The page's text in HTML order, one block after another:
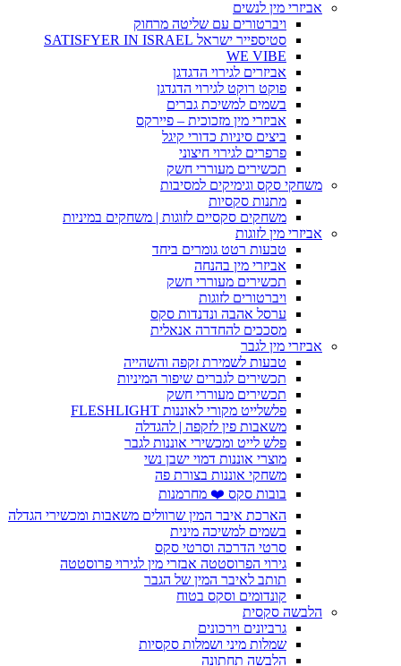
אביזרי מין לנשים
ויברטורים עם שליטה מרחוק
סטיספייר ישראל SATISFYER IN ISRAEL
WE VIBE
אביזרים לגירוי הדגדגן
פוקט רוקט לגירוי הדגדגן
בשמים למשיכת גברים
אביזרי מין מזכוכית – פיירקס
ביצים סיניות כדורי קיגל
פרפרים לגירוי חיצוני
תכשירים מעוררי חשק
משחקי סקס וגימיקים למסיבות
מתנות סקסיות
משחקים סקסיים לזוגות | משחקים במיניות
אביזרי מין לזוגות
טבעות רטט גומרים ביחד
אביזרי מין בהנחה
תכשירים מעוררי חשק
ויברטורים לזוגות
ערסל אהבה ונדנדות סקס
מסככים להחדרה אנאלית
אביזרי מין לגבר
טבעות לשמירת זקפה והשהייה
תכשירים לגברים שיפור המיניות
תכשירים מעוררי חשק
פלשלייט מקורי לאוננות FLESHLIGHT
משאבות פין לזקפה | להגדלה
פלש לייט ומכשירי אוננות לגבר
מוצרי אוננות דמוי ישבן נשי
משחקי אוננות בצורת פה
בובות סקס ❤️ מחרמנות
הארכת איבר המין שרוולים משאבות ומכשירי הגדלה
בשמים למשיכה מינית
סרטי הדרכה וסרטי סקס
גירוי הפרוסטטה אבזרי מין לגירוי פרוסטטה
תותב לאיבר המין של הגבר
קונדומים וסקס בטוח
הלבשה סקסית
גרביונים וירכונים
שמלות מיני ושמלות סקסיות
הלבשה תחתונה